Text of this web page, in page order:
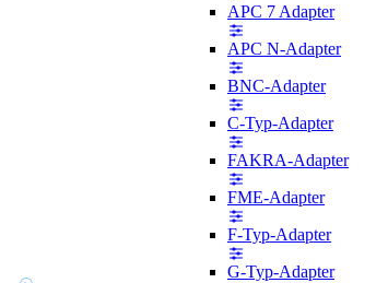
APC 7 Adapter
APC N-Adapter
BNC-Adapter
C-Typ-Adapter
FAKRA-Adapter
FME-Adapter
F-Typ-Adapter
G-Typ-Adapter